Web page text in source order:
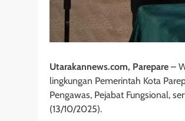
Utarakannews.com, Parepare –
lingkungan Pemerintah Kota
Pengawas, Pejabat Fungsional,
(13/10/2025).